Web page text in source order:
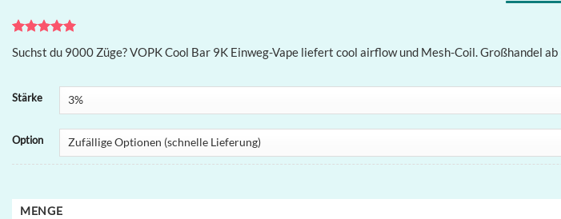
Bewertet
mit5von
1
Kundenbewertung
Suchst du 9000 Züge? VOPK Cool Bar 9K Einweg-Vape liefert cool airflow und Mesh-Coil. Großhandel
Stärke
Option
MENGE